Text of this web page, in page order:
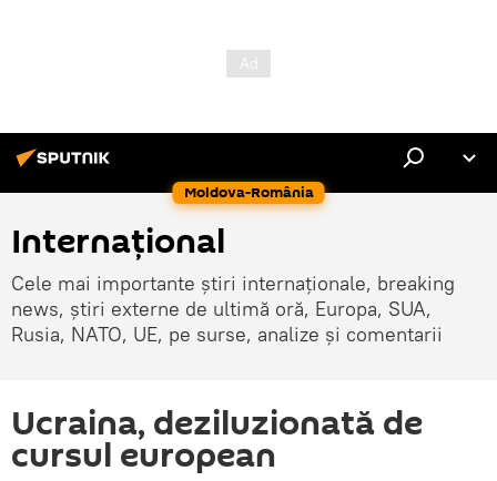
Moldova-România
Internaţional
Cele mai importante știri internaționale, breaking
news, știri externe de ultimă oră, Europa, SUA,
Rusia, NATO, UE, pe surse, analize și comentarii
Ucraina, deziluzionată de
cursul european